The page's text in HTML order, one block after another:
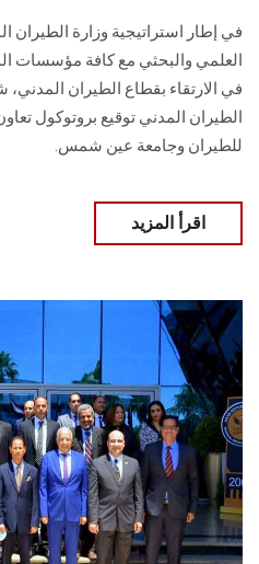
في إطار استراتيجية وزارة الطيران
العلمي والبحثي مع كافة مؤسسات
في الارتقاء بقطاع الطيران المدني،
الطيران المدني توقيع بروتوكول
للطيران وجامعة عين شمس.
اقرأ المزيد